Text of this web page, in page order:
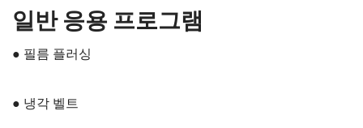
일반 응용 프로그램
● 필름 플러싱
● 냉각 벨트